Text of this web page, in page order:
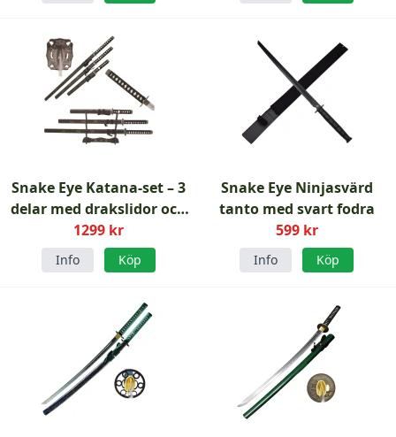
Snake Eye Katana-set – 3
delar med drakslidor och
displayställ
1299 kr
Info Köp
Snake Eye Ninjasvärd
tanto med svart fodra
599 kr
Info Köp